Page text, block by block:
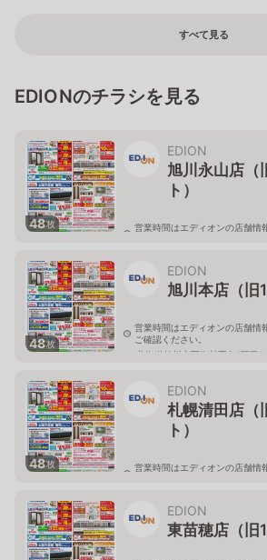
すべて見る
EDIONのチラシを見る
48枚
EDION
旭川永山店（
ト）
営業時間はエディオンの店舗情
48枚
EDION
旭川本店（旧
営業時間はエディオンの店舗情
ご確認ください。
北海道旭川市西御料五条1丁目
48枚
EDION
札幌清田店（
ト）
営業時間はエディオンの店舗情
EDION
東苗穂店（旧